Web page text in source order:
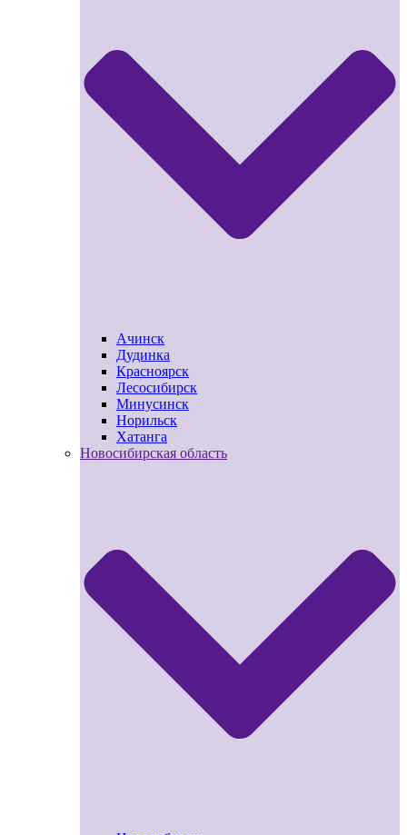
Ачинск
Дудинка
Красноярск
Лесосибирск
Минусинск
Норильск
Хатанга
Новосибирская область